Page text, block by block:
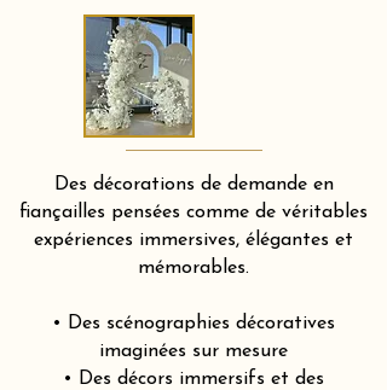
Des décorations de demande en
fiançailles pensées comme de véritables
expériences immersives, élégantes et
mémorables.
• Des scénographies décoratives
imaginées sur mesure
• Des décors immersifs et des